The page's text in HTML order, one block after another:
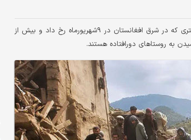
امید برای یافتن بازماندگان در آوار خانه‌های ویران‌شده بر اثر زلزله قدرتمند ۶ریشتری که در شرق افغانستان در ۹شهریورماه رخ داد و بیش از